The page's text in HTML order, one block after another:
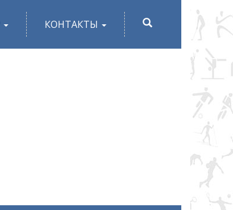
КОНТАКТЫ